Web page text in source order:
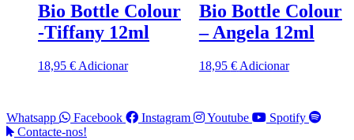
Bio Bottle Colour
-Tiffany 12ml
18,95 € Adicionar
Bio Bottle Colour
– Angela 12ml
18,95 € Adicionar
Whatsapp Facebook Instagram Youtube
Spotify
Contacte-nos!